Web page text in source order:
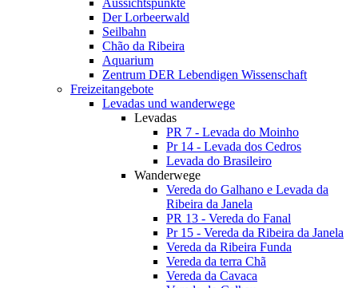
Aussichtspunkte
Der Lorbeerwald
Seilbahn
Chão da Ribeira
Aquarium
Zentrum DER Lebendigen Wissenschaft
Freizeitangebote
Levadas und wanderwege
Levadas
PR 7 - Levada do Moinho
Pr 14 - Levada dos Cedros
Levada do Brasileiro
Wanderwege
Vereda do Galhano e Levada da
Ribeira da Janela
PR 13 - Vereda do Fanal
Pr 15 - Vereda da Ribeira da Janela
Vereda da Ribeira Funda
Vereda da terra Chã
Vereda da Cavaca